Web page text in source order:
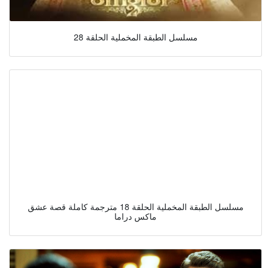
مسلسل الطبقة المخملية الحلقة 28
مسلسل الطبقة المخملية الحلقة 18 مترجمة كاملة قصة عشق
ماكس دراما